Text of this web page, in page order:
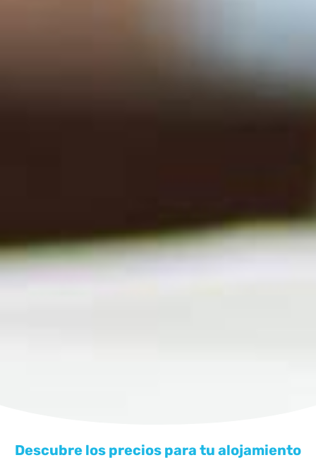
Descubre los precios para tu alojamiento